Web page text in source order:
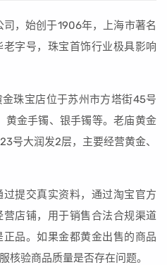
，始创于1906年，上海市著名
字号，珠宝首饰行业极具影响
珠宝店位于苏州市方塔街45号
黄金手镯、银手镯等。老庙黄金
号大润发2层，主要经营黄金、
提交真实资料，通过淘宝官方
店铺，用于销售合法合规渠道
品。如果金都黄金出售的商品
核验商品质量是否存在问题。